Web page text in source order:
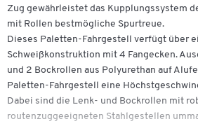
Zug gewährleistet das Kupplungssystem
mit Rollen bestmögliche Spurtreue.
Dieses Paletten-Fahrgestell verfügt über
Schweißkonstruktion mit 4 Fangecken.
und 2 Bockrollen aus Polyurethan auf
Paletten-Fahrgestell eine
Dabei sind die Lenk- und Bockrollen mit
routenzuggeeigneten Stahlgestellen